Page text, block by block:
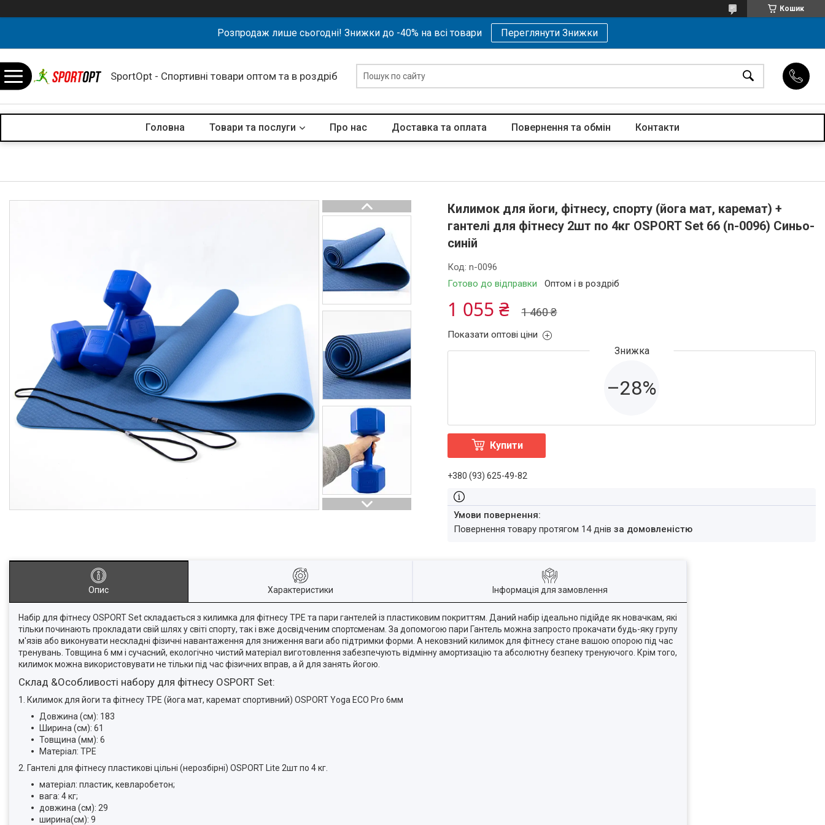
Кошик
Розпродаж лише сьогодні! Знижки до -40% на всі товари Переглянути Знижки
SportOpt - Спортивні товари оптом та в роздріб
Головна Товари та послуги Про нас Доставка та оплата Повернення та обмін Контакти
Килимок для йоги, фітнесу, спорту (йога мат, каремат) +
гантелі для фітнесу 2шт по 4кг OSPORT Set 66 (n-0096) Синьо-
синій
Готово до відправки Оптом і в роздріб
Код:n-0096
1 460 ₴
1 055 ₴
Показати оптові ціни
–28%
Купити
+380 (93) 625-49-82
повернення товару протягом 14 днівза домовленістю
Опис Характеристики Інформація для замовлення
Набір для фітнесу OSPORT Set складається з килимка для фітнесу TPE та пари гантелей із пластиковим покриттям. Даний набір ідеально підійде як новачкам, які
тільки починають прокладати свій шлях у світі спорту, так і вже досвідченим спортсменам. За допомогою пари Гантель можна запросто прокачати будь-яку групу
м'язів або виконувати нескладні фізичні навантаження для зниження ваги або підтримки форми. А нековзний килимок для фітнесу стане вашою опорою під час
тренувань. Товщина 6 мм і сучасний, екологічно чистий матеріал виготовлення забезпечують відмінну амортизацію та абсолютну безпеку тренуючого. Крім того,
килимок можна використовувати не тільки під час фізичних вправ, а й для занять йогою.
Склад &Особливості набору для фітнесу OSPORT Set:
1. Килимок для йоги та фітнесу TPE (йога мат, каремат спортивний) OSPORT Yoga ECO Pro 6мм
Довжина (см): 183
Ширина (см): 61
Товщина (мм): 6
Матеріал: TPE
2. Гантелі для фітнесу пластикові цільні (нерозбірні) OSPORT Lite 2шт по 4 кг.
матеріал: пластик, кевларобетон;
вага: 4 кг;
довжина (см): 29
ширина(см): 9